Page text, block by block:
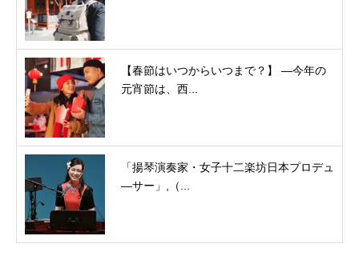
【春節はいつからいつまで？】 ―今年の
元宵節は、西...
「揚琴演奏家・女子十二楽坊日本プロデュ
―サー」,（...